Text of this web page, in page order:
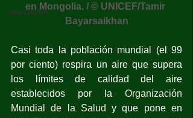
educación
en Mongolia. / © UNICEF/Tamir
Bayarsaikhan
Casi toda la población mundial (el 99
por ciento) respira un aire que supera
los límites de calidad del aire
establecidos por la Organización
Mundial de la Salud
y que pone en